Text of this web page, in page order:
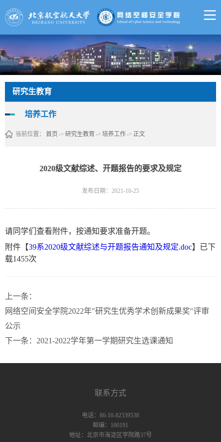
研究生教育
培养工作
当前位置： 首页 -> 研究生教育 -> 培养工作-> 正文
2020级文献综述、开题报告的要求及规定
发布日期：2021-10-25
请同学们查看附件，按通知要求准备开题。
附件【39系2020级文献综述与开题报告通知及规定.doc】已下
载1455次
上一条：
网络空间安全学院2022年"研究生优秀学术创新成果奖"评审
公示
下一条： 2021-2022学年第一学期研究生选课通知
联系方式
电话：86-10-82339538
邮编：100191
地址：北京市海淀区学院路37号